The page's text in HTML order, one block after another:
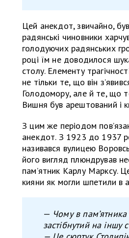
Цей анекдот, звичайно,
радянські чиновники
голодуючих радянських
році їм не доводилося
столу. Елементу
не тільки те, що він
Голодомору, але й те, що
Вишня був арештований і
З цим же періодом
анекдот. З 1923 до 1937
називався вулицею
його вигляд плюндрував
пам’ятник Карлу Марксу.
кияни як могли шпетили в
— Чому в
застібнутий на іншу